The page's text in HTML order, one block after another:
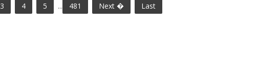
3 4 5 ... 481 Next � Last